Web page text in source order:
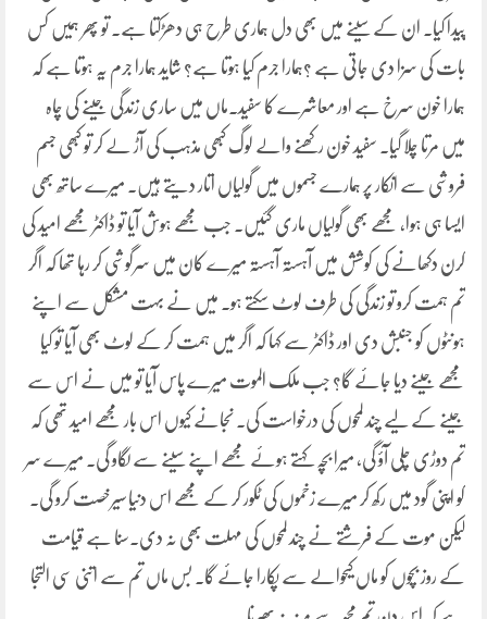
پیدا کیا۔ ان کے سینے میں بھی دل ہماری طرح ہی دھڑکتا ہے۔ تو پھر ہمیں کس
بات کی سزا دی جاتی ہے ؟ہمارا جرم کیا ہوتا ہے؟ شاید ہمارا جرم یہ ہوتا ہے کہ
ہمارا خون سرخ ہے اور معاشرے کا سفید۔ماں میں ساری زندگی جینے کی چاہ
میں مرتا چلا گیا۔ سفید خون رکھنے والے لوگ کبھی مذہب کی آڑ لے کر تو کبھی جسم
فروشی سے انکار پر ہمارے جسموں میں گولیاں اتار دیتے ہیں۔ میرے ساتھ بھی
ایسا ہی ہوا، مجھے بھی گولیاں ماری گئیں۔ جب مجھے ہوش آیا تو ڈاکٹر مجھے امید کی
کرن دکھانے کی کوشش میں آہستہ آہستہ میرے کان میں سرگوشی کر رہا تھا کہ اگر
تم ہمت کرو تو زندگی کی طرف لوٹ سکتے ہو۔ میں نے بہت مشکل سے اپنے
ہونٹوں کو جنبش دی اور ڈاکٹر سے کہا کہ اگر میں ہمت کر کے لوٹ بھی آیا تو کیا
مجھے جینے دیا جائے گا؟ جب ملک الموت میرے پاس آیا تو میں نے اس سے
جینے کے لیے چند لمحوں کی درخواست کی۔ نجانے کیوں اس بار مجھے امید تھی کہ
تم دوڑی چلی آؤ گی، میرا بچہ کہتے ہوئے مجھے اپنے سینے سے لگاو گی۔ میرے سر
کو اپنی گود میں رکھ کر میرے زخموں کی ٹکور کر کے مجھے اس دنیا سیرخصت کرو گی۔
لیکن موت کے فرشتے نے چند لمحوں کی مہلت بھی نہ دی۔سنا ہے قیامت
کے روز بچوں کو ماں کیحوالے سے پکارا جائے گا۔ بس ماں تم سے اتنی سی التجا